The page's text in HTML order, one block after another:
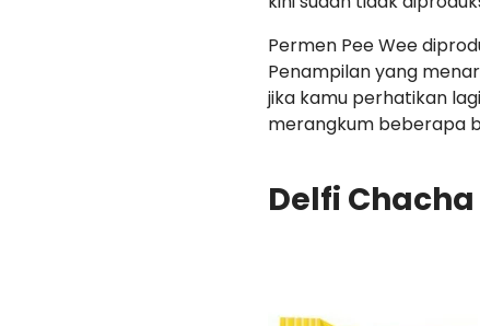
Permen Pee Wee
Penampilan yang
jika kamu perhatikan
merangkum beberapa
Delfi Chacha